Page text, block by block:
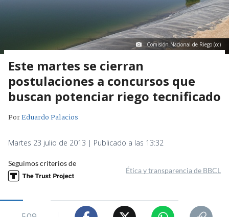
Comisión Nacional de Riego (cc)
Este martes se cierran
postulaciones a concursos que
buscan potenciar riego tecnificado
PorEduardo Palacios
Martes 23 julio de 2013 | Publicado a las 13:32
Seguimos criterios de
Ética y transparencia de BBCL